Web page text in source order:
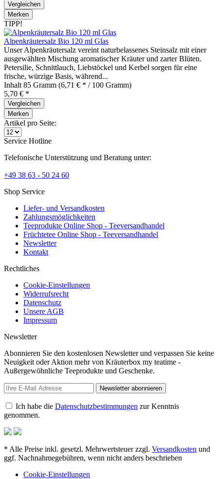
Vergleichen
Merken
TIPP!
Alpenkräutersalz Bio 120 ml Glas
Unser Alpenkräutersalz vereint naturbelassenes Steinsalz mit einer
ausgewählten Mischung aromatischer Kräuter und zarter Blüten.
Petersilie, Schnittlauch, Liebstöckel und Kerbel sorgen für eine
frische, würzige Basis, während...
Inhalt 85 Gramm (6,71 € * / 100 Gramm)
5,70 € *
Vergleichen
Merken
Artikel pro Seite:
Service Hotline
Telefonische Unterstützung und Beratung unter:
+49 38 63 - 50 24 60
Shop Service
Liefer- und Versandkosten
Zahlungsmöglichkeiten
Teeprodukte Online Shop - Teeversandhandel
Früchtetee Online Shop - Teeversandhandel
Newsletter
Kontakt
Rechtliches
Cookie-Einstellungen
Widerrufsrecht
Datenschutz
Unsere AGB
Impressum
Newsletter
Abonnieren Sie den kostenlosen Newsletter und verpassen Sie keine
Neuigkeit oder Aktion mehr von Kräuterbox my teatime -
Außergewöhnliche Teeprodukte und Geschenke.
Newsletter abonnieren
Ich habe die Datenschutzbestimmungen zur Kenntnis
genommen.
* Alle Preise inkl. gesetzl. Mehrwertsteuer zzgl. Versandkosten und
ggf. Nachnahmegebühren, wenn nicht anders beschrieben
Cookie-Einstellungen